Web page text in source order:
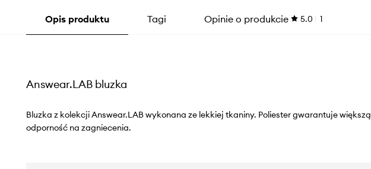
Opis produktu Tagi Opinie o produkcie 5.0 1
Answear.LAB bluzka
Bluzka z kolekcji Answear.LAB wykonana ze lekkiej tkaniny. Poliester gwarantuje większą
odporność na zagniecenia.